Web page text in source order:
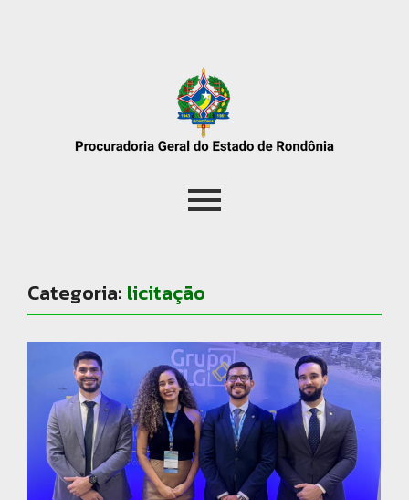
Categoria: licitação